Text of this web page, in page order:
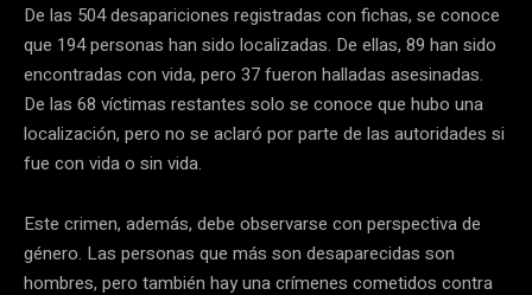
De las 504 desapariciones registradas con fichas, se conoce
que 194 personas han sido localizadas. De ellas, 89 han sido
encontradas con vida, pero 37 fueron halladas asesinadas.
De las 68 víctimas restantes solo se conoce que hubo una
localización, pero no se aclaró por parte de las autoridades si
fue con vida o sin vida.
Este crimen, además, debe observarse con perspectiva de
género. Las personas que más son desaparecidas son
hombres, pero también hay una crímenes cometidos contra